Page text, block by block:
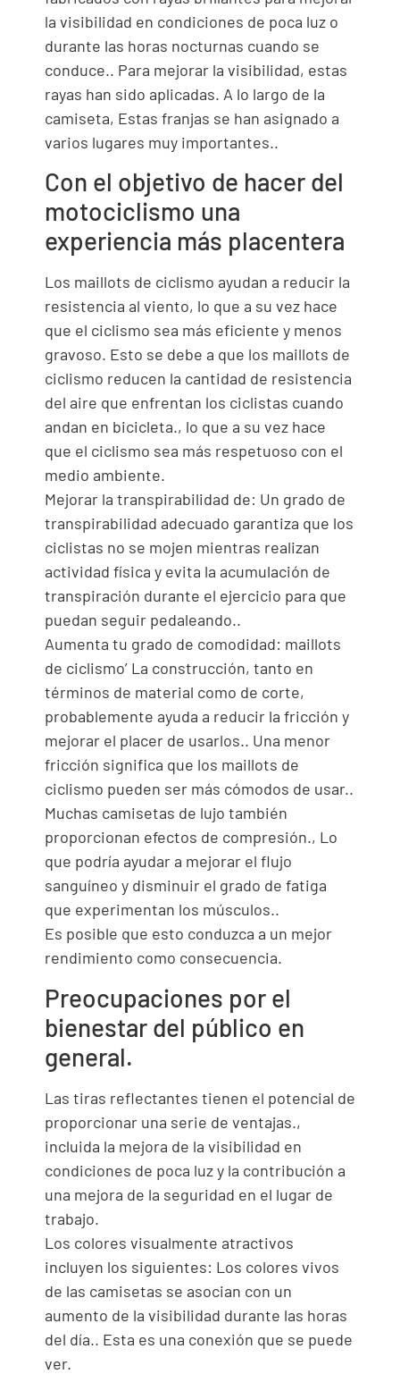
la visibilidad en condiciones de poca luz o
durante las horas nocturnas cuando se
conduce.. Para mejorar la visibilidad, estas
rayas han sido aplicadas. A lo largo de la
camiseta, Estas franjas se han asignado a
varios lugares muy importantes..
Con el objetivo de hacer del
motociclismo una
experiencia más placentera
Los maillots de ciclismo ayudan a reducir la
resistencia al viento, lo que a su vez hace
que el ciclismo sea más eficiente y menos
gravoso. Esto se debe a que los maillots de
ciclismo reducen la cantidad de resistencia
del aire que enfrentan los ciclistas cuando
andan en bicicleta., lo que a su vez hace
que el ciclismo sea más respetuoso con el
medio ambiente.
Mejorar la transpirabilidad de: Un grado de
transpirabilidad adecuado garantiza que los
ciclistas no se mojen mientras realizan
actividad física y evita la acumulación de
transpiración durante el ejercicio para que
puedan seguir pedaleando..
Aumenta tu grado de comodidad: maillots
de ciclismo’ La construcción, tanto en
términos de material como de corte,
probablemente ayuda a reducir la fricción y
mejorar el placer de usarlos.. Una menor
fricción significa que los maillots de
ciclismo pueden ser más cómodos de usar..
Muchas camisetas de lujo también
proporcionan efectos de compresión., Lo
que podría ayudar a mejorar el flujo
sanguíneo y disminuir el grado de fatiga
que experimentan los músculos..
Es posible que esto conduzca a un mejor
rendimiento como consecuencia.
Preocupaciones por el
bienestar del público en
general.
Las tiras reflectantes tienen el potencial de
proporcionar una serie de ventajas.,
incluida la mejora de la visibilidad en
condiciones de poca luz y la contribución a
una mejora de la seguridad en el lugar de
trabajo.
Los colores visualmente atractivos
incluyen los siguientes: Los colores vivos
de las camisetas se asocian con un
aumento de la visibilidad durante las horas
del día.. Esta es una conexión que se puede
ver.